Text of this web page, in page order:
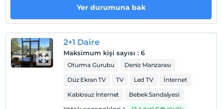
Haritada Göster
Otel koşulları
Check/in
En erken saat 10:00 ve sonrası
En geç saat 17:00 ve öncesi
Yer durumuna bak
2+1 Daire
Maksimum kişi sayısı : 6
Oturma Gurubu
Deniz Manzarası
Düz Ekran TV
TV Led TV
İnternet
Kablosuz İnternet
Bebek Sandalyesi